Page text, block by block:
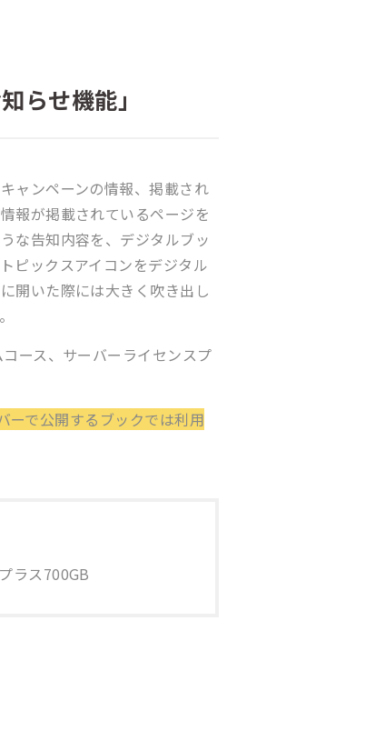
らせ機能」
ャンペーンの情報、掲載され
報が掲載されているページを
な告知内容を、デジタルブッ
ピックスアイコンをデジタル
開いた際には大きく吹き出し
ース、サーバーライセンスプ
で公開するブックでは利用
ラス700GB